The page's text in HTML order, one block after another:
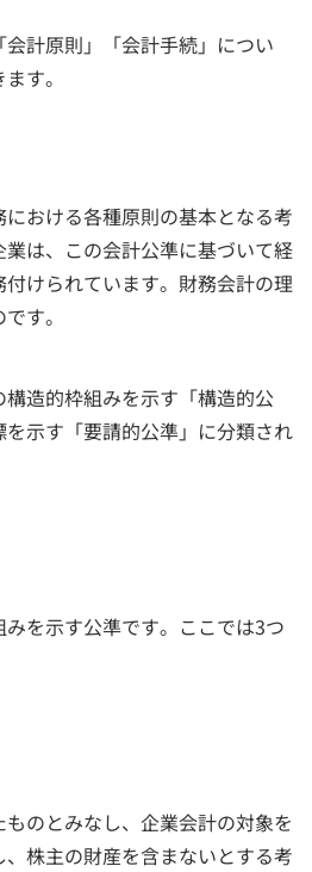
計原則」「会計手続」につい
す。
おける各種原則の基本となる考
は、この会計公準に基づいて経
けられています。財務会計の理
す。
造的枠組みを示す「構造的公
示す「要請的公準」に分類され
を示す公準です。ここでは3つ
のとみなし、企業会計の対象を
株主の財産を含まないとする考